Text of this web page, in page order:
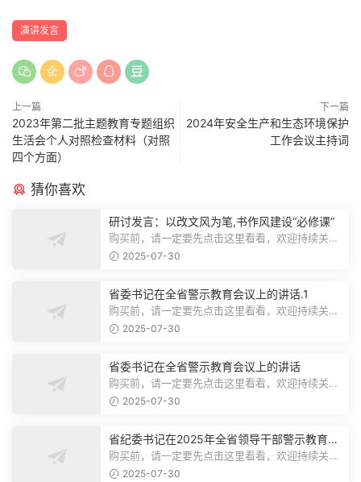
演讲发言
上一篇
2023年第二批主题教育专题组织
生活会个人对照检查材料（对照
四个方面）
下一篇
2024年安全生产和生态环境保护
工作会议主持词
猜你喜欢
研讨发言：以改文风为笔,书作风建设“必修课”
购买前，请一定要先点击这里看看，欢迎持续关
注，精彩模板每天推送预览结束，本文...
2025-07-30
省委书记在全省警示教育会议上的讲话.1
购买前，请一定要先点击这里看看，欢迎持续关
注，精彩模板每天推送预览结束，本文...
2025-07-30
省委书记在全省警示教育会议上的讲话
购买前，请一定要先点击这里看看，欢迎持续关
注，精彩模板每天推送预览结束，本文...
2025-07-30
省纪委书记在2025年全省领导干部警示教育会
上的讲话.1
购买前，请一定要先点击这里看看，欢迎持续关
注，精彩模板每天推送预览结束，本文...
2025-07-30